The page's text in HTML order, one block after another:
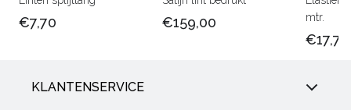
€7,70 €159,00
mtr.
€17,75
KLANTENSERVICE